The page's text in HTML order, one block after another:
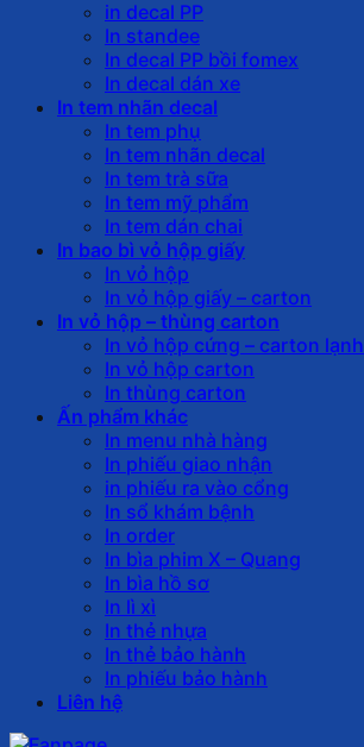
in decal PP
In standee
In decal PP bồi fomex
In decal dán xe
In tem nhãn decal
In tem phụ
In tem nhãn decal
In tem trà sữa
In tem mỹ phẩm
In tem dán chai
In bao bì vỏ hộp giấy
In vỏ hộp
In vỏ hộp giấy – carton
In vỏ hộp – thùng carton
In vỏ hộp cứng – carton lạnh
In vỏ hộp carton
In thùng carton
Ấn phẩm khác
In menu nhà hàng
In phiếu giao nhận
in phiếu ra vào cổng
In sổ khám bệnh
In order
In bìa phim X – Quang
In bìa hồ sơ
In lì xì
In thẻ nhựa
In thẻ bảo hành
In phiếu bảo hành
Liên hệ